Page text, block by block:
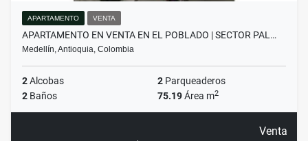
APARTAMENTO VENTA
APARTAMENTO EN VENTA EN EL POBLADO | SECTOR PAL…
Medellín, Antioquia, Colombia
2Alcobas 2 Parqueaderos
2 Baños 75.19Área m2
Venta